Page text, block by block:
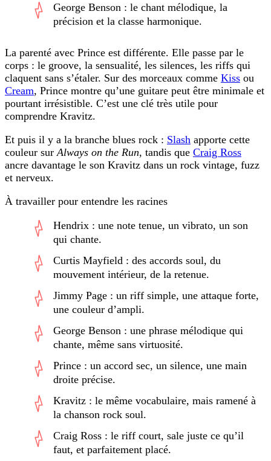
George Benson : le chant mélodique, la
précision et la classe harmonique.
La parenté avec Prince est différente. Elle passe par le
corps : le groove, la sensualité, les silences, les riffs qui
claquent sans s’étaler. Sur des morceaux comme Kiss ou
Cream, Prince montre qu’une guitare peut être minimale et
pourtant irrésistible. C’est une clé très utile pour
comprendre Kravitz.
Et puis il y a la branche blues rock : Slash apporte cette
couleur sur Always on the Run, tandis que Craig Ross
ancre davantage le son Kravitz dans un rock vintage, fuzz
et nerveux.
À travailler pour entendre les racines
Hendrix : une note tenue, un vibrato, un son
qui chante.
Curtis Mayfield : des accords soul, du
mouvement intérieur, de la retenue.
Jimmy Page : un riff simple, une attaque forte,
une couleur d’ampli.
George Benson : une phrase mélodique qui
chante, même sans virtuosité.
Prince : un accord sec, un silence, une main
droite précise.
Kravitz : le même vocabulaire, mais ramené à
la chanson rock soul.
Craig Ross : le riff court, sale juste ce qu’il
faut, et parfaitement placé.